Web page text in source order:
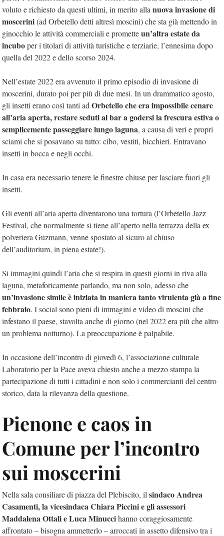
voluto e richiesto da questi ultimi, in merito alla nuova invasione di
moscerini(ad Orbetello detti altresì moscini) che sta già mettendo in
ginocchio le attività commerciali e prometteun’altra estate da
incuboper i titolari di attività turistiche e terziarie, l’ennesima dopo
quella del 2022 e dello scorso 2024.
Nell’estate 2022 era avvenuto il primo episodio di invasione di
moscerini, durato poi per più di due mesi. In un drammatico agosto,
gli insetti erano così tanti ad Orbetello che era impossibile cenare
all’aria aperta, restare seduti al bar a godersi la frescura estiva o
semplicemente passeggiare lungo laguna, a causa di veri e propri
sciami che si posavano su tutto: cibo, vestiti, bicchieri. Entravano
insetti in bocca e negli occhi.
In casa era necessario tenere le finestre chiuse per lasciare fuori gli
insetti.
Gli eventi all’aria aperta diventarono una tortura (l’Orbetello Jazz
Festival, che normalmente si tiene all’aperto nella terrazza della ex
polveriera Guzmann, venne spostato al sicuro al chiuso
dell’auditorium, in piena estate!).
Si immagini quindi l’aria che si respira in questi giorni in riva alla
laguna, metaforicamente parlando, ma non solo, adesso che
un’invasione simile è iniziata in maniera tanto virulenta già a fine
febbraio. I social sono pieni di immagini e video di moscini che
infestano il paese, stavolta anche di giorno (nel 2022 era più che altro
un problema notturno). La preoccupazione è palpabile.
In occasione dell’incontro di giovedì 6, l’associazione culturale
Laboratorio per la Pace aveva chiesto anche a mezzo stampa la
partecipazione di tutti i cittadini e non solo i commercianti del centro
storico, data la rilevanza della questione.
Pienone e caos in
Comune per l’incontro
sui moscerini
Nella sala consiliare di piazza del Plebiscito, il sindaco Andrea
Casamenti, la vicesindaca Chiara Piccini e gli assessori
Maddalena Ottali e Luca Minuccihanno coraggiosamente
affrontato – bisogna ammetterlo – arroccati in assetto difensivo tra i